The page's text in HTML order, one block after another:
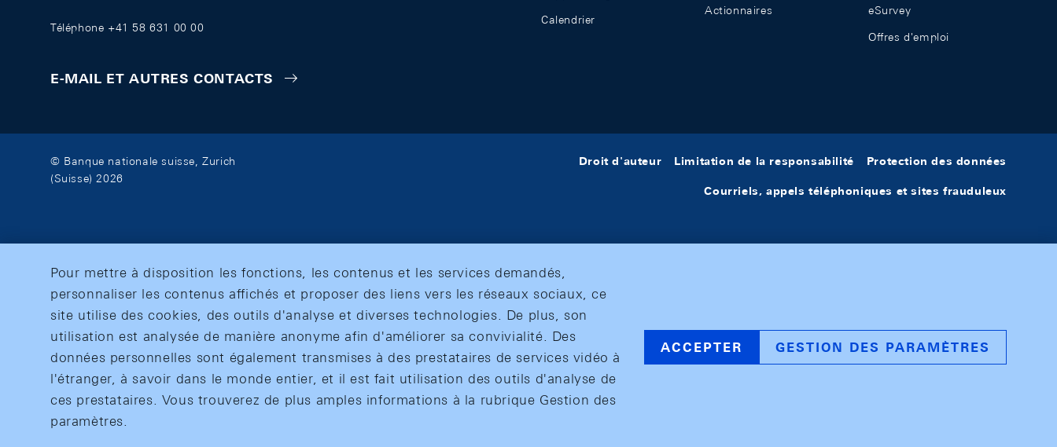
Téléphone +41 58 631 00 00
E-MAIL ET AUTRES CONTACTS
Calendrier
Actionnaires eSurvey
Offres d'emploi
© Banque nationale suisse, Zurich
(Suisse) 2026
Droit d'auteur Limitation de la responsabilité Protection des données
Courriels, appels téléphoniques et sites frauduleux
Pour mettre à disposition les fonctions, les contenus et les services demandés,
personnaliser les contenus affichés et proposer des liens vers les réseaux sociaux, ce
site utilise des cookies, des outils d'analyse et diverses technologies. De plus, son
utilisation est analysée de manière anonyme afin d'améliorer sa convivialité. Des
données personnelles sont également transmises à des prestataires de services vidéo à
l'étranger, à savoir dans le monde entier, et il est fait utilisation des outils d'analyse de
ces prestataires. Vous trouverez de plus amples informations à la rubrique Gestion des
paramètres.
ACCEPTER GESTION DES PARAMÈTRES